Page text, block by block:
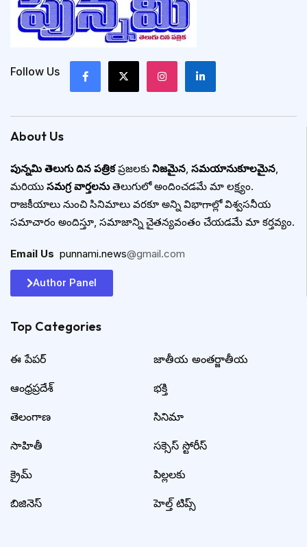
Follow Us
About Us
పున్నమి తెలుగు దిన పత్రికప్రజలకు నిజమైన, సమయానుకూలమైన,
మరియు సమగ్ర వార్తలనుతెలుగులో అందించడమే మా లక్ష్యం.
రాజకీయాలు నుంచి సినిమాలు వరకూ అన్ని విభాగాల్లో విశ్వసనీయ
సమాచారం అందిస్తూ, సమాజాన్ని చైతన్యవంతం చేయడమే మా కర్తవ్యం.
Email Us punnami.news@gmail.com
Author Panel
Top Categories​
ఈ పేపర్
ఆంధ్రప్రదేశ్
తెలంగాణ
సాహితీ
క్రైమ్
బిజినెస్
జాతీయ అంతర్జాతీయ
భక్తి
సినిమా
సక్సెస్ స్టోరీస్
పిల్లలకు
హెల్త్ టిప్స్